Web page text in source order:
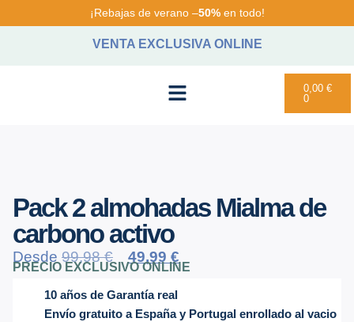
¡Rebajas de verano –50%en todo!
VENTA EXCLUSIVA ONLINE
0,00€
0
Pack 2 almohadas Mialma de
carbono activo
Desde 99,98€ 49,99 €
PRECIO EXCLUSIVO ONLINE
10 años de Garantía real
Envío gratuito a España y Portugal enrollado al vacio